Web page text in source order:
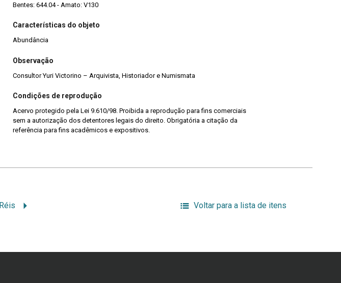
Bentes: 644.04 - Amato: V130
Características do objeto
Abundância
Observação
Consultor Yuri Victorino – Arquivista, Historiador e Numismata
Condições de reprodução
Acervo protegido pela Lei 9.610/98. Proibida a reprodução para fins comerciais
sem a autorização dos detentores legais do direito. Obrigatória a citação da
referência para fins acadêmicos e expositivos.
Réis Voltar para a lista de itens